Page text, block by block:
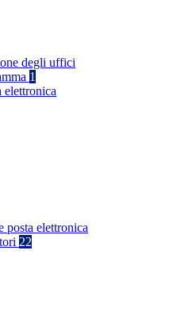
degli uffici
1
elettronica
posta elettronica
22